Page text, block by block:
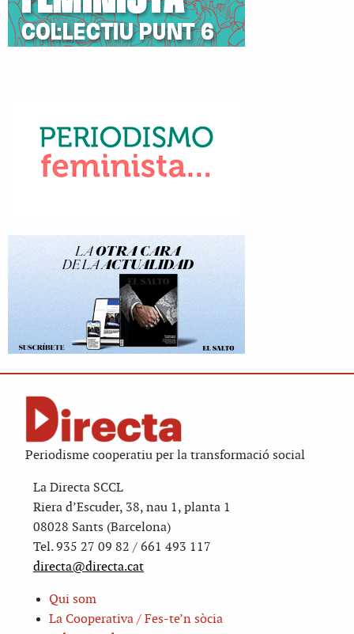
Periodisme cooperatiu per la transformació social
La Directa SCCL
Riera d’Escuder, 38, nau 1, planta 1
08028 Sants (Barcelona)
Tel. 935 27 09 82 / 661 493 117
directa@directa.cat
Qui som
La Cooperativa / Fes-te’n sòcia